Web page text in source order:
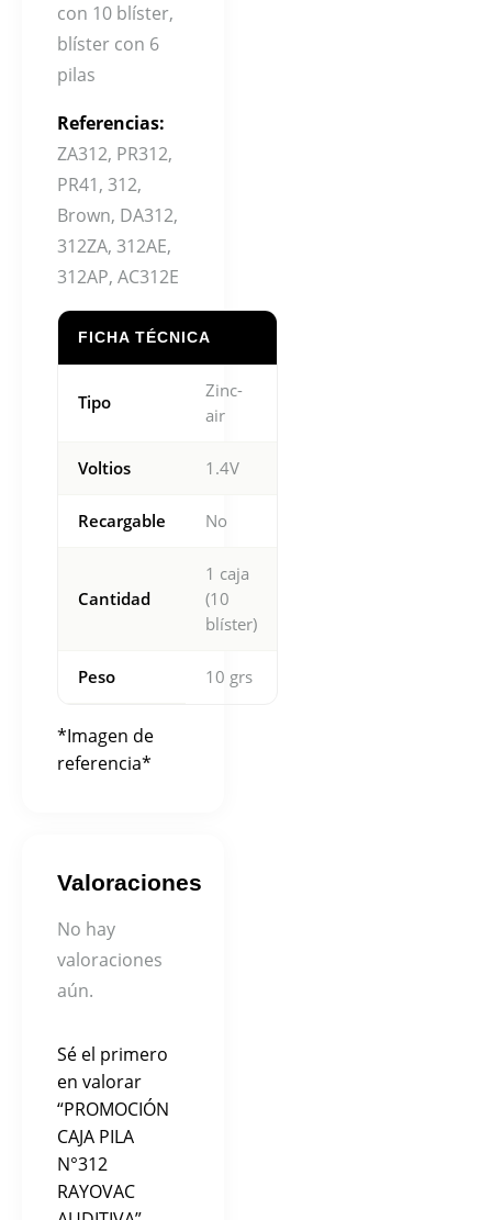
con 10 blíster,
blíster con 6
pilas
Referencias:
ZA312, PR312,
PR41, 312,
Brown, DA312,
312ZA, 312AE,
312AP, AC312E
FICHA TÉCNICA
Tipo
Zinc-
air
Voltios 1.4V
Recargable No
Cantidad
1 caja
(10
blíster)
Peso 10 grs
*Imagen de
referencia*
Valoraciones
No hay
valoraciones
aún.
Sé el primero
en valorar
“PROMOCIÓN
CAJA PILA
N°312
RAYOVAC